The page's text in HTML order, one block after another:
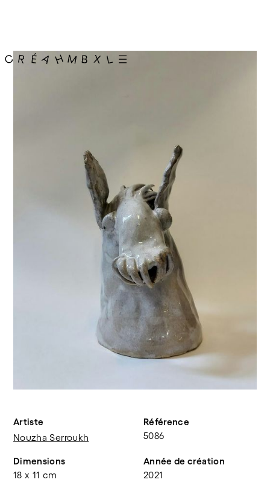
Artiste
Nouzha Serroukh
Référence
5086
Dimensions
18 x 11 cm
Année de création
2021